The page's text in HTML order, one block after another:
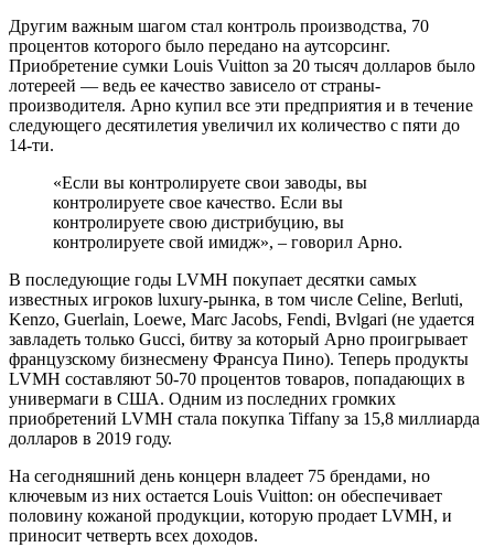
Другим важным шагом стал контроль производства, 70
процентов которого было передано на аутсорсинг.
Приобретение сумки Louis Vuitton за 20 тысяч долларов было
лотереей — ведь ее качество зависело от страны-
производителя. Арно купил все эти предприятия и в течение
следующего десятилетия увеличил их количество с пяти до
14-ти.
«Если вы контролируете свои заводы, вы
контролируете свое качество. Если вы
контролируете свою дистрибуцию, вы
контролируете свой имидж», – говорил Арно.
В последующие годы LVMH покупает десятки самых
известных игроков luxury-рынка, в том числе Celine, Berluti,
Kenzo, Guerlain, Loewe, Marc Jacobs, Fendi, Bvlgari (не удается
завладеть только Gucci, битву за который Арно проигрывает
французскому бизнесмену Франсуа Пино). Теперь продукты
LVMH составляют 50-70 процентов товаров, попадающих в
универмаги в США. Одним из последних громких
приобретений LVMH стала покупка Tiffany за 15,8 миллиарда
долларов в 2019 году.
На сегодняшний день концерн владеет 75 брендами, но
ключевым из них остается Louis Vuitton: он обеспечивает
половину кожаной продукции, которую продает LVMH, и
приносит четверть всех доходов.